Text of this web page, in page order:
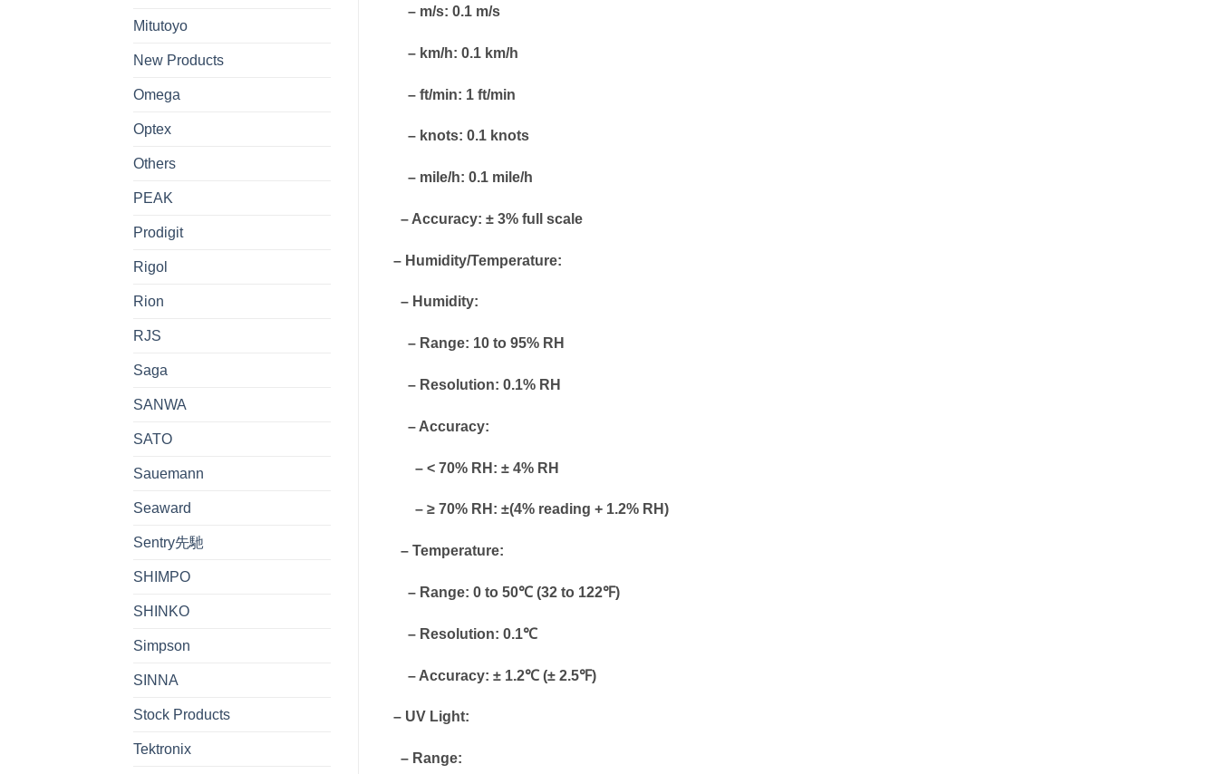
Mitutoyo
New Products
Omega
Optex
Others
PEAK
Prodigit
Rigol
Rion
RJS
Saga
SANWA
SATO
Sauemann
Seaward
Sentry先馳
SHIMPO
SHINKO
Simpson
SINNA
Stock Products
Tektronix
– m/s: 0.1 m/s
– km/h: 0.1 km/h
– ft/min: 1 ft/min
– knots: 0.1 knots
– mile/h: 0.1 mile/h
– Accuracy: ± 3% full scale
– Humidity/Temperature:
– Humidity:
– Range: 10 to 95% RH
– Resolution: 0.1% RH
– Accuracy:
– < 70% RH: ± 4% RH
– ≥ 70% RH: ±(4% reading + 1.2% RH)
– Temperature:
– Range: 0 to 50℃ (32 to 122℉)
– Resolution: 0.1℃
– Accuracy: ± 1.2℃ (± 2.5℉)
– UV Light:
– Range: